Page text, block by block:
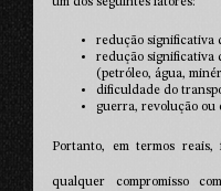
redução significativa
redução significativa
(petróleo, água,
dificuldade do
guerra, revolução ou
Portanto, em termos
qualquer compromisso